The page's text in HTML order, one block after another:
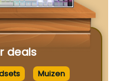
deals
Muizen